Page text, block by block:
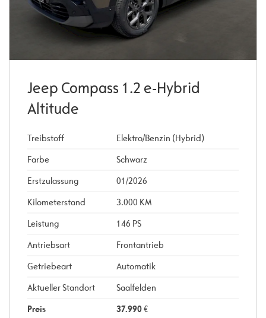
Jeep Compass 1.2 e-Hybrid
Altitude
Treibstoff
Elektro/Benzin (Hybrid)
Farbe
Schwarz
Erstzulassung
01/2026
Kilometerstand
3.000 KM
Leistung
146 PS
Antriebsart
Frontantrieb
Getriebeart
Automatik
Aktueller Standort
Saalfelden
Preis
37.990€